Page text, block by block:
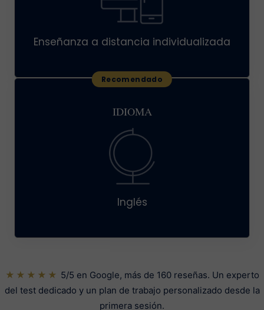
Enseñanza a distancia individualizada
IDIOMA
Inglés
★★★★★ 5/5 en Google, más de 160 reseñas. Un experto
del test dedicado y un plan de trabajo personalizado desde la
primera sesión.